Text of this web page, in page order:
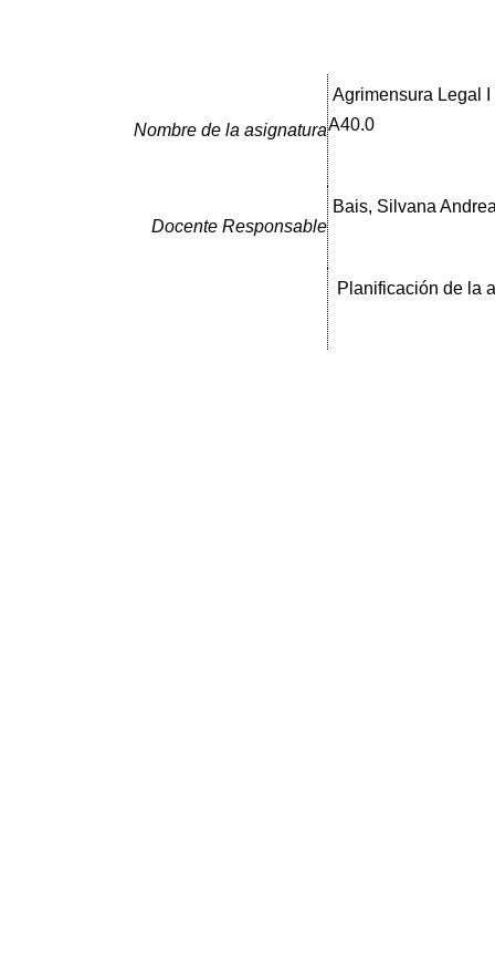
Nombre de la asignatura
Agrimensura Legal I
A40.0
Docente Responsable
Bais, Silvana
Planificación de la